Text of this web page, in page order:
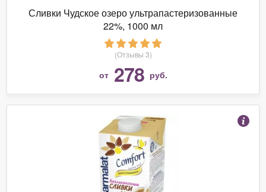
Сливки Чудское озеро ультрапастеризованные
22%, 1000 мл
(Отзывы 3)
от 278 руб.